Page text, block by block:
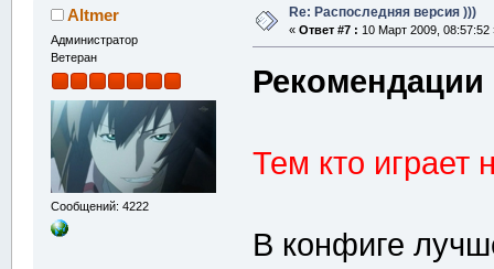
Altmer
Администратор
Ветеран
Сообщений: 4222
Re: Распоследняя версия )))
« Ответ #7 : 10 Март 2009, 08:57:52
Рекомендации
Тем кто играет
В конфиге